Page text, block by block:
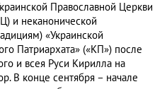
Православной Церкви
и неканонической
«Украинской
Патриархата» («КП») после
и всея Руси Кирилла на
В конце сентября – начале